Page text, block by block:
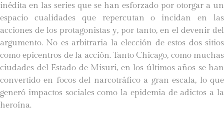
inédita en las series que se han esforzado por otorgar a un
espacio cualidades que repercutan o incidan en las
acciones de los protagonistas y, por tanto, en el devenir del
argumento. No es arbitraria la elección de estos dos sitios
como epicentros de la acción. Tanto Chicago, como muchas
ciudades del Estado de Misuri, en los últimos años se han
convertido en focos del narcotráfico a gran escala, lo que
generó impactos sociales como la epidemia de adictos a la
heroína.